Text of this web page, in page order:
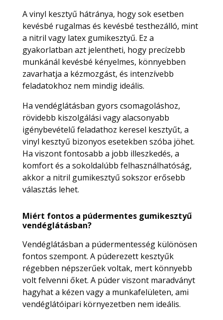
A vinyl kesztyű hátránya, hogy sok esetben
kevésbé rugalmas és kevésbé testhezálló, mint
a nitril vagy latex gumikesztyű. Ez a
gyakorlatban azt jelentheti, hogy precízebb
munkánál kevésbé kényelmes, könnyebben
zavarhatja a kézmozgást, és intenzívebb
feladatokhoz nem mindig ideális.
Ha vendéglátásban gyors csomagoláshoz,
rövidebb kiszolgálási vagy alacsonyabb
igénybevételű feladathoz keresel kesztyűt, a
vinyl kesztyű bizonyos esetekben szóba jöhet.
Ha viszont fontosabb a jobb illeszkedés, a
komfort és a sokoldalúbb felhasználhatóság,
akkor a nitril gumikesztyű sokszor erősebb
választás lehet.
Miért fontos a púdermentes gumikesztyű
vendéglátásban?
Vendéglátásban a púdermentesség különösen
fontos szempont. A púderezett kesztyűk
régebben népszerűek voltak, mert könnyebb
volt felvenni őket. A púder viszont maradványt
hagyhat a kézen vagy a munkafelületen, ami
vendéglátóipari környezetben nem ideális.